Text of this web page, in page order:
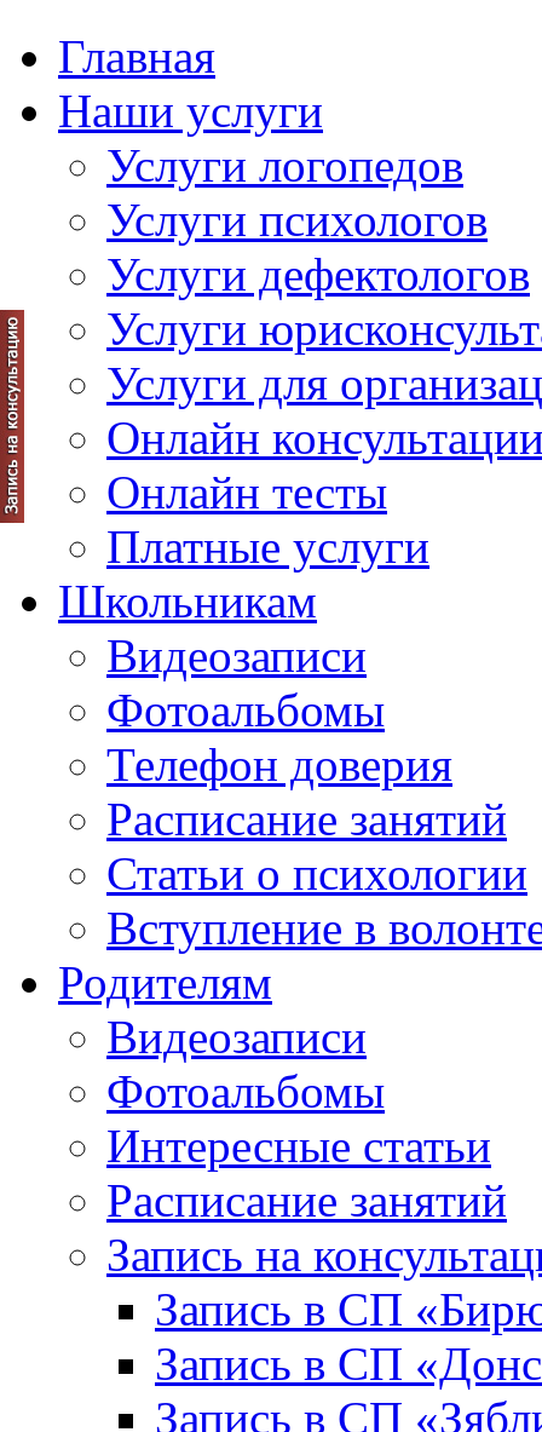
Главная
Наши услуги
Услуги логопедов
Услуги психологов
Услуги дефектологов
Услуги
Услуги для
Онлайн
Онлайн тесты
Платные услуги
Школьникам
Видеозаписи
Фотоальбомы
Телефон доверия
Расписание занятий
Статьи о психологии
Вступление в
Родителям
Видеозаписи
Фотоальбомы
Интересные статьи
Расписание занятий
Запись на
Запись в СП
Запись в СП
Запись в СП